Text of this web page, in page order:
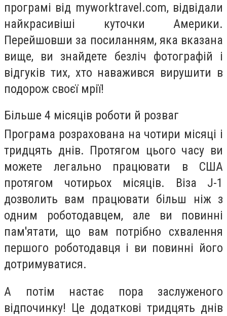
програмі від myworktravel.com, відвідали
найкрасивіші куточки Америки.
Перейшовши за посиланням, яка вказана
вище, ви знайдете безліч фотографій і
відгуків тих, хто наважився вирушити в
подорож своєї мрії!
Більше 4 місяців роботи й розваг
Програма розрахована на чотири місяці і
тридцять днів. Протягом цього часу ви
можете легально працювати в США
протягом чотирьох місяців. Віза J-1
дозволить вам працювати більш ніж з
одним роботодавцем, але ви повинні
пам'ятати, що вам потрібно схвалення
першого роботодавця і ви повинні його
дотримуватися.
А потім настає пора заслуженого
відпочинку! Це додаткові тридцять днів